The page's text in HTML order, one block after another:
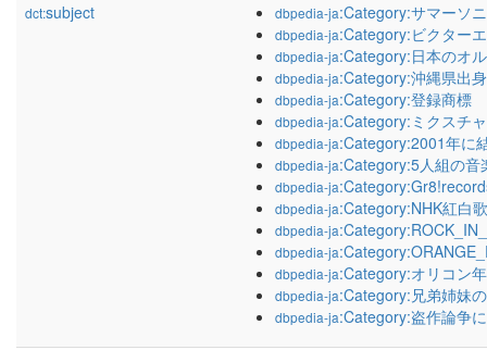
dct:subject dbpedia-ja:Category:サマーソ
dbpedia-ja:Category:ビクター
dbpedia-ja:Category:日本のオ
dbpedia-ja:Category:沖縄県出
dbpedia-ja:Category:登録商標
dbpedia-ja:Category:ミクスチ
dbpedia-ja:Category:2001年に
dbpedia-ja:Category:5人組の音
dbpedia-ja
dbpedia-ja:Category:NHK紅白
dbpedia-ja
dbpedia-ja
dbpedia-ja:Category:オリコン
dbpedia-ja:Category:兄弟姉妹
dbpedia-ja:Category:盗作論争